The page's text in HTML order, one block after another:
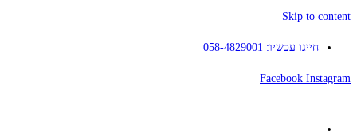
Skip to content
חייגו עכשיו: 058-4829001
Facebook Instagram